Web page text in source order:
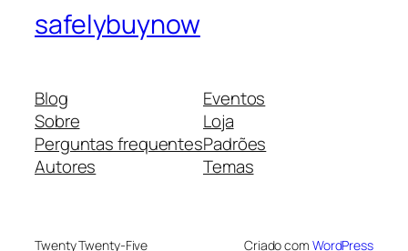
safelybuynow
Blog
Sobre
Perguntas frequentes
Autores
Eventos
Loja
Padrões
Temas
Twenty Twenty-Five Criado com WordPress